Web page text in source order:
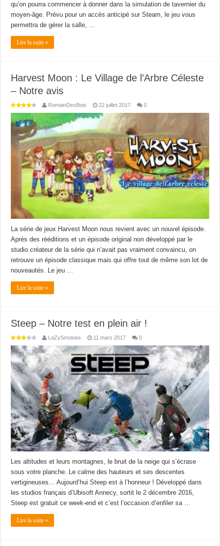
qu’on pourra commencer à donner dans la simulation de tavernier du
moyen-âge. Prévu pour un accès anticipé sur Steam, le jeu vous
permettra de gérer la salle, …
Lire la suite »
Harvest Moon : Le Village de l’Arbre Céleste
– Notre avis
RomainDesBois 22 juillet 2017 0
La série de jeux Harvest Moon nous revient avec un nouvel épisode.
Après des rééditions et un épisode original non développé par le
studio créateur de la série qui n’avait pas vraiment convaincu, on
retrouve un épisode classique mais qui offre tout de même son lot de
nouveautés. Le jeu …
Lire la suite »
Steep – Notre test en plein air !
LaZySmokies 11 mars 2017 0
Les altitudes et leurs montagnes, le bruit de la neige qui s’écrase
sous votre planche. Le calme des hauteurs et ses descentes
vertigineuses… Aujourd’hui Steep est à l’honneur ! Développé dans
les studios français d’Ubisoft Annecy, sortit le 2 décembre 2016,
Steep est gratuit ce week-end et c’est l’occasion d’enfiler sa …
Lire la suite »